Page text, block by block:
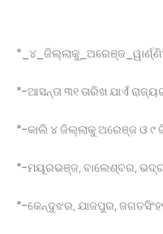
ମୋବାଇଲ
ବର୍ତିଲେ ୫
ଡାକ୍ତରୀ
କ୍ରାଇମ୍
ବାଇକରୁ
*-ଆସନ୍ତା ୩୧ ତାରିଖ ଯାଏଁ
*-କାଲି ୪ ଜିଲ୍ଲାକୁ ଅରେଞ୍ଜ ଓ ୯
*-ମୟୂରଭଞ୍ଜ, ବାଲେଶ୍ବର,
*-କେନ୍ଦୁଝର, ଯାଜପୁର,